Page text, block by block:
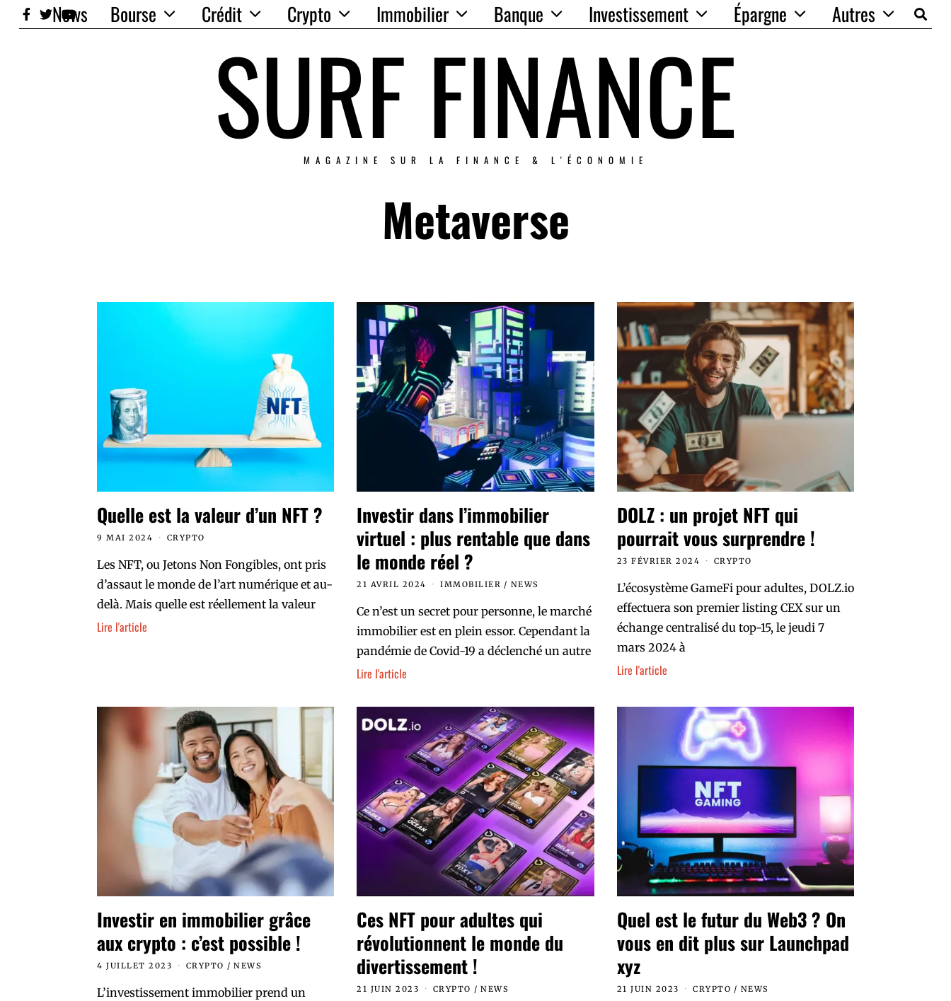
News Bourse Crédit Crypto Immobilier Banque Investissement Épargne Autres
SURF FINANCE
MAGAZINE SUR LA FINANCE & L'ÉCONOMIE
Metaverse
Quelle est la valeur d’un NFT ?
9 MAI 2024 CRYPTO
Les NFT, ou Jetons Non Fongibles, ont pris
d’assaut le monde de l’art numérique et au-
delà. Mais quelle est réellement la valeur
Lire l'article
Investir dans l’immobilier
virtuel : plus rentable que dans
le monde réel ?
21 AVRIL 2024 IMMOBILIER / NEWS
Ce n’est un secret pour personne, le marché
immobilier est en plein essor. Cependant la
pandémie de Covid-19 a déclenché un autre
Lire l'article
DOLZ : un projet NFT qui
pourrait vous surprendre !
23 FÉVRIER 2024 CRYPTO
L’écosystème GameFi pour adultes, DOLZ.io
effectuera son premier listing CEX sur un
échange centralisé du top-15, le jeudi 7
mars 2024 à
Lire l'article
Investir en immobilier grâce
aux crypto : c’est possible !
4 JUILLET 2023 CRYPTO / NEWS
L’investissement immobilier prend un
Ces NFT pour adultes qui
révolutionnent le monde du
divertissement !
21 JUIN 2023 CRYPTO / NEWS
Quel est le futur du Web3 ? On
vous en dit plus sur Launchpad
xyz
21 JUIN 2023 CRYPTO / NEWS